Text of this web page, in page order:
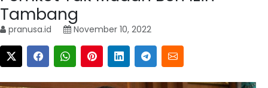
Tambang
pranusa.id November 10, 2022